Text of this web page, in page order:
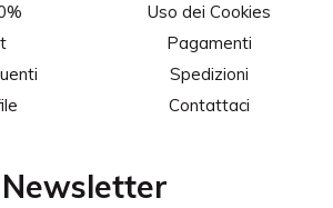
Uso dei Cookies
Pagamenti
Spedizioni
Contattaci
Newsletter